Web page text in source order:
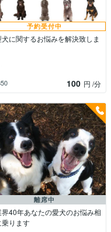
予約受付中
犬に関するお悩みを解決致しま
100 円 /分
離席中
40年あなたの愛犬のお悩み相
乗ります